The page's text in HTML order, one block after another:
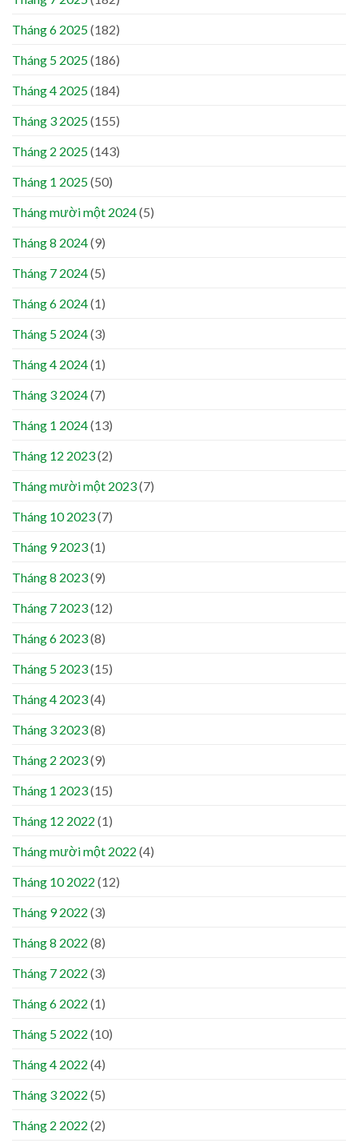
Tháng 6 2025(182)
Tháng 5 2025(186)
Tháng 4 2025(184)
Tháng 3 2025(155)
Tháng 2 2025(143)
Tháng 1 2025(50)
Tháng mười một 2024(5)
Tháng 8 2024(9)
Tháng 7 2024(5)
Tháng 6 2024(1)
Tháng 5 2024(3)
Tháng 4 2024(1)
Tháng 3 2024(7)
Tháng 1 2024(13)
Tháng 12 2023(2)
Tháng mười một 2023(7)
Tháng 10 2023(7)
Tháng 9 2023(1)
Tháng 8 2023(9)
Tháng 7 2023(12)
Tháng 6 2023(8)
Tháng 5 2023(15)
Tháng 4 2023(4)
Tháng 3 2023(8)
Tháng 2 2023(9)
Tháng 1 2023(15)
Tháng 12 2022 (1)
Tháng mười một 2022 (4)
Tháng 10 2022 (12)
Tháng 9 2022 (3)
Tháng 8 2022 (8)
Tháng 7 2022 (3)
Tháng 6 2022 (1)
Tháng 5 2022 (10)
Tháng 4 2022 (4)
Tháng 3 2022 (5)
Tháng 2 2022 (2)